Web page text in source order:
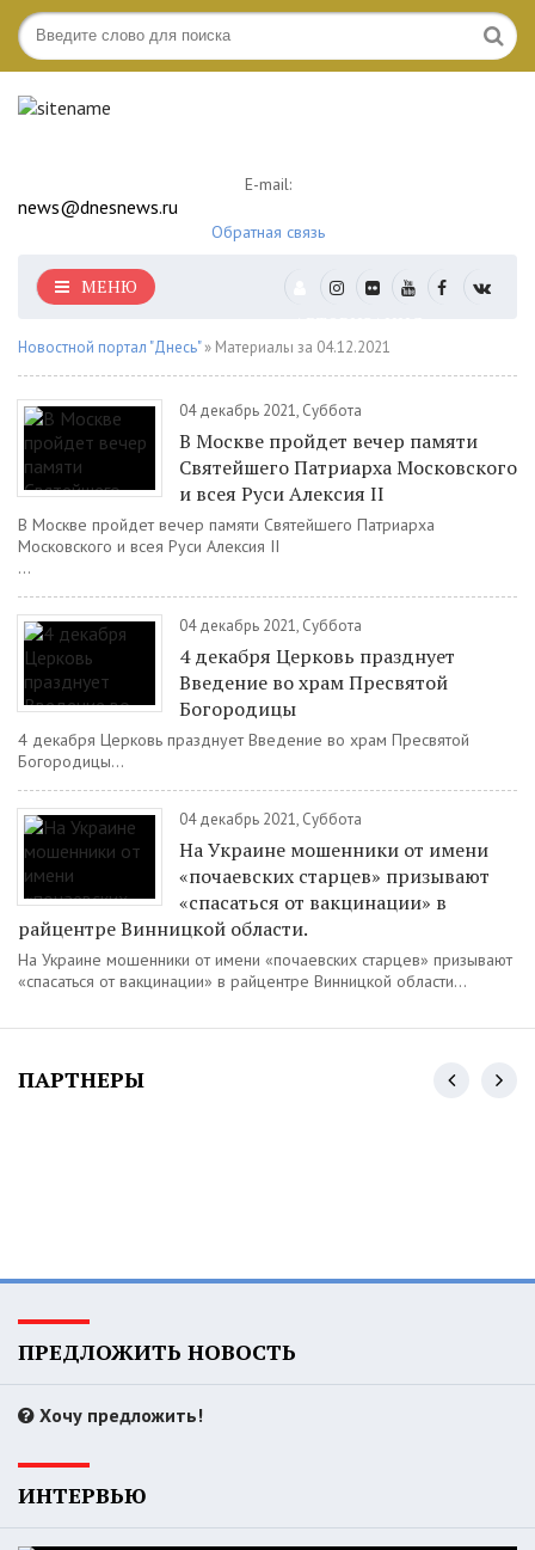
E-mail:
news@dnesnews.ru
Обратная связь
МЕНЮ
Новостной портал "Днесь"» Материалы за 04.12.2021
04 декабрь 2021, Суббота
В Москве пройдет вечер памяти
Святейшего Патриарха Московского
и всея Руси Алексия II
В Москве пройдет вечер памяти Святейшего Патриарха
Московского и всея Руси Алексия II
...
04 декабрь 2021, Суббота
4 декабря Церковь празднует
Введение во храм Пресвятой
Богородицы
4 декабря Церковь празднует Введение во храм Пресвятой
Богородицы...
04 декабрь 2021, Суббота
На Украине мошенники от имени
«почаевских старцев» призывают
«спасаться от вакцинации» в
райцентре Винницкой области.
На Украине мошенники от имени «почаевских старцев» призывают
«спасаться от вакцинации» в райцентре Винницкой области...
ПАРТНЕРЫ
ПРЕДЛОЖИТЬ НОВОСТЬ
Хочу предложить!
ИНТЕРВЬЮ